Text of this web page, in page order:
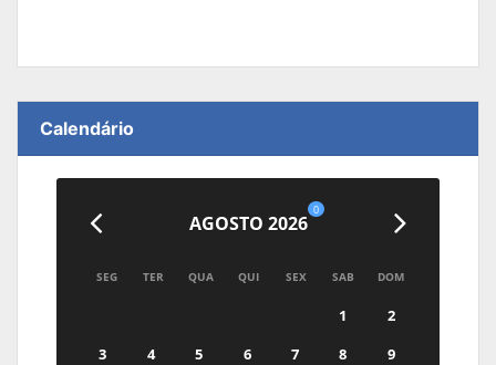
Calendário
AGOSTO 2026
0
SEG TER QUA QUI SEX SAB DOM
1
2
3
4 5 6 7 8
9